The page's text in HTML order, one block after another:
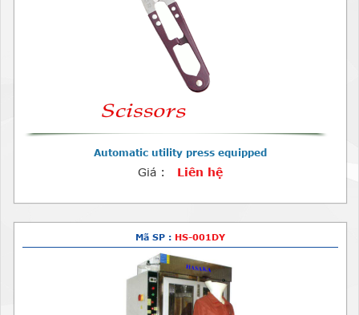
Automatic utility press equipped
Giá : Liên hệ
Mã SP : HS-001DY